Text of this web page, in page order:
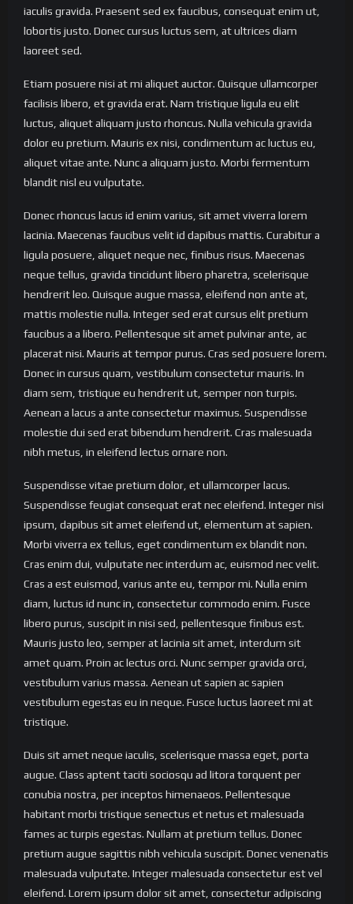
iaculis gravida. Praesent sed ex faucibus, consequat enim ut,
lobortis justo. Donec cursus luctus sem, at ultrices diam
laoreet sed.
Etiam posuere nisi at mi aliquet auctor. Quisque ullamcorper
facilisis libero, et gravida erat. Nam tristique ligula eu elit
luctus, aliquet aliquam justo rhoncus. Nulla vehicula gravida
dolor eu pretium. Mauris ex nisi, condimentum ac luctus eu,
aliquet vitae ante. Nunc a aliquam justo. Morbi fermentum
blandit nisl eu vulputate.
Donec rhoncus lacus id enim varius, sit amet viverra lorem
lacinia. Maecenas faucibus velit id dapibus mattis. Curabitur a
ligula posuere, aliquet neque nec, finibus risus. Maecenas
neque tellus, gravida tincidunt libero pharetra, scelerisque
hendrerit leo. Quisque augue massa, eleifend non ante at,
mattis molestie nulla. Integer sed erat cursus elit pretium
faucibus a a libero. Pellentesque sit amet pulvinar ante, ac
placerat nisi. Mauris at tempor purus. Cras sed posuere lorem.
Donec in cursus quam, vestibulum consectetur mauris. In
diam sem, tristique eu hendrerit ut, semper non turpis.
Aenean a lacus a ante consectetur maximus. Suspendisse
molestie dui sed erat bibendum hendrerit. Cras malesuada
nibh metus, in eleifend lectus ornare non.
Suspendisse vitae pretium dolor, et ullamcorper lacus.
Suspendisse feugiat consequat erat nec eleifend. Integer nisi
ipsum, dapibus sit amet eleifend ut, elementum at sapien.
Morbi viverra ex tellus, eget condimentum ex blandit non.
Cras enim dui, vulputate nec interdum ac, euismod nec velit.
Cras a est euismod, varius ante eu, tempor mi. Nulla enim
diam, luctus id nunc in, consectetur commodo enim. Fusce
libero purus, suscipit in nisi sed, pellentesque finibus est.
Mauris justo leo, semper at lacinia sit amet, interdum sit
amet quam. Proin ac lectus orci. Nunc semper gravida orci,
vestibulum varius massa. Aenean ut sapien ac sapien
vestibulum egestas eu in neque. Fusce luctus laoreet mi at
tristique.
Duis sit amet neque iaculis, scelerisque massa eget, porta
augue. Class aptent taciti sociosqu ad litora torquent per
conubia nostra, per inceptos himenaeos. Pellentesque
habitant morbi tristique senectus et netus et malesuada
fames ac turpis egestas. Nullam at pretium tellus. Donec
pretium augue sagittis nibh vehicula suscipit. Donec venenatis
malesuada vulputate. Integer malesuada consectetur est vel
eleifend. Lorem ipsum dolor sit amet, consectetur adipiscing